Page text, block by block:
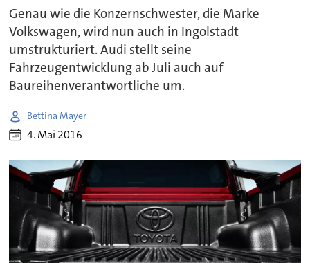
Genau wie die Konzernschwester, die Marke
Volkswagen, wird nun auch in Ingolstadt
umstrukturiert. Audi stellt seine
Fahrzeugentwicklung ab Juli auch auf
Baureihenverantwortliche um.
Bettina Mayer
4. Mai 2016